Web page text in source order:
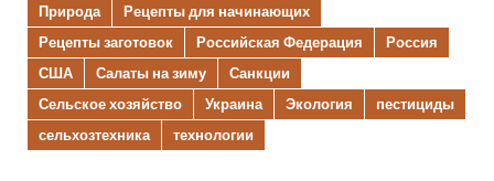
Природа
Рецепты для начинающих
Рецепты заготовок
Российская Федерация
Россия
США
Салаты на зиму
Санкции
Сельское хозяйство
Украина Экология
пестициды
сельхозтехника
технологии